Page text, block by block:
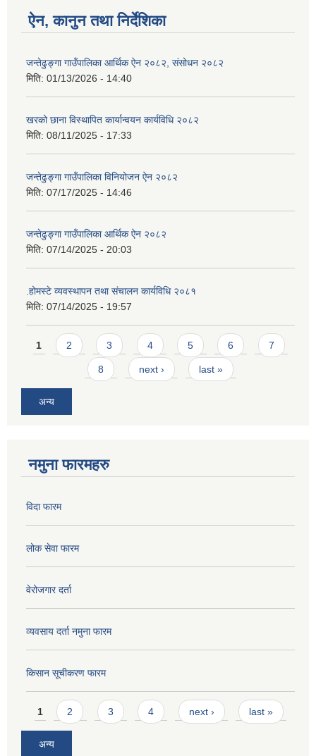
ऐन, कानुन तथा निर्देशिका
जन्तेढुङ्गा गाउँपालिका आर्थिक ऐन २०८२, संसोधन २०८२
मिति: 01/13/2026 - 14:40
खरको छाना विस्थापित कार्यान्वयन कार्यविधि २०८२
मिति: 08/11/2025 - 17:33
जन्तेढुङ्गा गाउँपालिका विनियोजन ऐन २०८२
मिति: 07/17/2025 - 14:46
जन्तेढुङ्गा गाउँपालिका आर्थिक ऐन २०८२
मिति: 07/14/2025 - 20:03
.होमस्टे व्यवस्थापन तथा संचालन कार्यविधि २०८१
मिति: 07/14/2025 - 19:57
Pages
1 2 3 4 5 6 7
8 next › last »
अन्य
नमुना फारमहरु
विदा फारम
लोक सेवा फारम
वेरोजगार दर्ता
व्यवसाय दर्ता नमुना फारम
किसान सूचीकरण फारम
Pages
1 2 3 4 next › last »
अन्य